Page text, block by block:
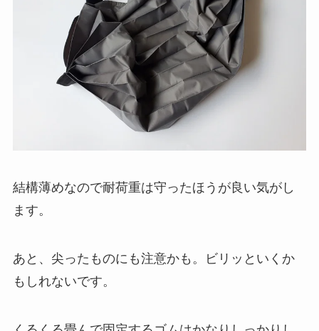
結構薄めなので耐荷重は守ったほうが良い気がし
ます。
あと、尖ったものにも注意かも。ビリッといくか
もしれないです。